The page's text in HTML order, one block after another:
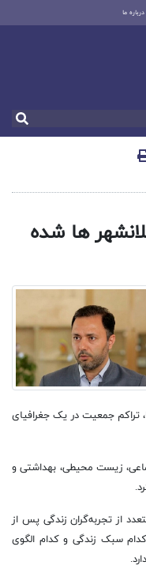
درباره ما
ها شده
تراکم جمعیت در یک جغرافیای
زیست محیطی، بهداشتی و
از تجربه‌گران زندگی پس از
سبک زندگی و کدام الگوی